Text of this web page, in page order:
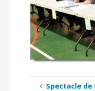
Spectacle de